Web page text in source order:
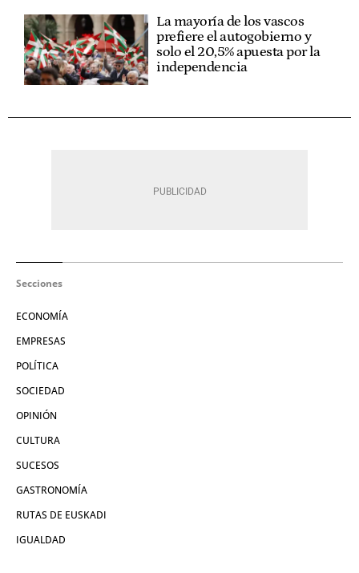
La mayoría de los vascos
prefiere el autogobierno y
solo el 20,5% apuesta por la
independencia
Secciones
ECONOMÍA
EMPRESAS
POLÍTICA
SOCIEDAD
OPINIÓN
CULTURA
SUCESOS
GASTRONOMÍA
RUTAS DE EUSKADI
IGUALDAD